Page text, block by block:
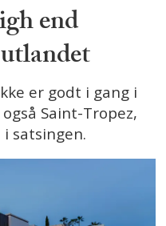
end
er godt i gang i
Saint-Tropez,
satsingen.